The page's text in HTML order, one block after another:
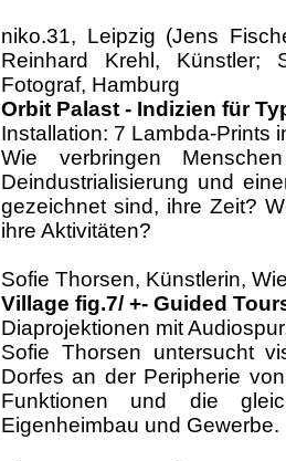
niko.31, Leipzig (Jens
Reinhard Krehl, Künstler;
Fotograf, Hamburg
Orbit Palast - Indizien für
Installation: 7 Lambda-Prints
Wie verbringen
Deindustrialisierung und
gezeichnet sind, ihre Zeit?
ihre Aktivitäten?
Sofie Thorsen, Künstlerin,
Village fig.7/ +- Guided
Diaprojektionen mit
Sofie Thorsen untersucht
Dorfes an der Peripherie
Funktionen und die
Eigenheimbau und Gewerbe.